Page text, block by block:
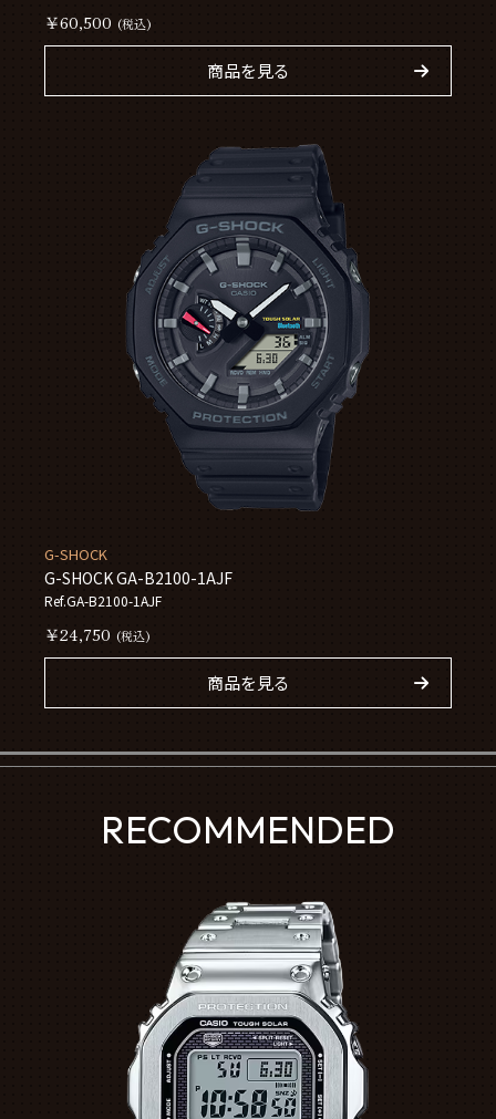
￥60,500 (税込)
商品を見る
G-SHOCK
G-SHOCK GA-B2100-1AJF
Ref.GA-B2100-1AJF
￥24,750 (税込)
商品を見る
RECOMMENDED